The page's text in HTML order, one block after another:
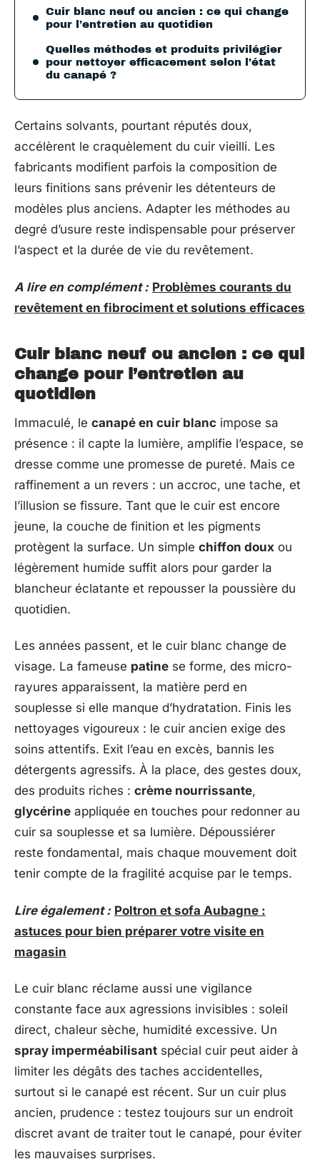
Cuir blanc neuf ou ancien : ce qui change
pour l’entretien au quotidien
Quelles méthodes et produits privilégier
pour nettoyer efficacement selon l’état
du canapé ?
Certains solvants, pourtant réputés doux,
accélèrent le craquèlement du cuir vieilli. Les
fabricants modifient parfois la composition de
leurs finitions sans prévenir les détenteurs de
modèles plus anciens. Adapter les méthodes au
degré d’usure reste indispensable pour préserver
l’aspect et la durée de vie du revêtement.
A lire en complément : Problèmes courants du
revêtement en fibrociment et solutions efficaces
Cuir blanc neuf ou ancien : ce qui
change pour l’entretien au
quotidien
Immaculé, le canapé en cuir blanc impose sa
présence : il capte la lumière, amplifie l’espace, se
dresse comme une promesse de pureté. Mais ce
raffinement a un revers : un accroc, une tache, et
l’illusion se fissure. Tant que le cuir est encore
jeune, la couche de finition et les pigments
protègent la surface. Un simple chiffon doux ou
légèrement humide suffit alors pour garder la
blancheur éclatante et repousser la poussière du
quotidien.
Les années passent, et le cuir blanc change de
visage. La fameuse patine se forme, des micro-
rayures apparaissent, la matière perd en
souplesse si elle manque d’hydratation. Finis les
nettoyages vigoureux : le cuir ancien exige des
soins attentifs. Exit l’eau en excès, bannis les
détergents agressifs. À la place, des gestes doux,
des produits riches : crème nourrissante,
glycérine appliquée en touches pour redonner au
cuir sa souplesse et sa lumière. Dépoussiérer
reste fondamental, mais chaque mouvement doit
tenir compte de la fragilité acquise par le temps.
Lire également : Poltron et sofa Aubagne :
astuces pour bien préparer votre visite en
magasin
Le cuir blanc réclame aussi une vigilance
constante face aux agressions invisibles : soleil
direct, chaleur sèche, humidité excessive. Un
spray imperméabilisant spécial cuir peut aider à
limiter les dégâts des taches accidentelles,
surtout si le canapé est récent. Sur un cuir plus
ancien, prudence : testez toujours sur un endroit
discret avant de traiter tout le canapé, pour éviter
les mauvaises surprises.